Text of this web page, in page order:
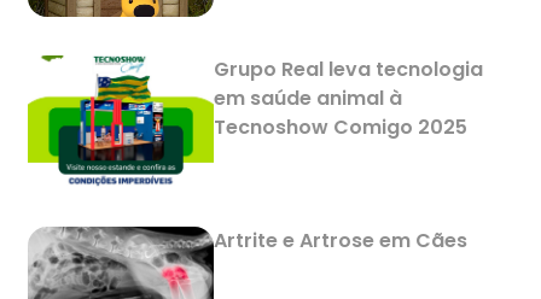
Grupo Real leva tecnologia
em saúde animal à
Tecnoshow Comigo 2025
Artrite e Artrose em Cães